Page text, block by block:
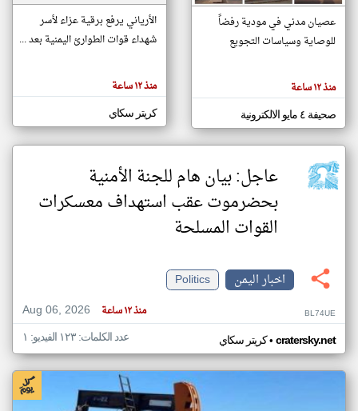
مصادر الأخبار من اليمن
اخبار اليمن على مدار الساعة
أهم اخبار اليمن العاجلة والمباشرة
المقالات
الموجوده
هنا عن
وجهة
كاتبيها.
عصيان مدني في مودية رفضاً
للوصاية وسياسات التجويع
منذ ١٢ ساعة
صحيفة ٤ مايو الالكترونية
الأرياني يرفع برقية عزاء لأسر
شهداء قوات الطوارئ اليمنية بعد ...
منذ ١٢ ساعة
كريتر سكاي
عاجل: بيان هام للجنة الأمنية
بحضرموت عقب استهداف معسكرات
القوات المسلحة
اخبار اليمن
Politics
Aug 06, 2026
منذ ١٢ ساعة BL74UE
كريتر سكاي• cratersky.net عدد الكلمات: ١٢٣ الفيديو: ١
klyoum.com